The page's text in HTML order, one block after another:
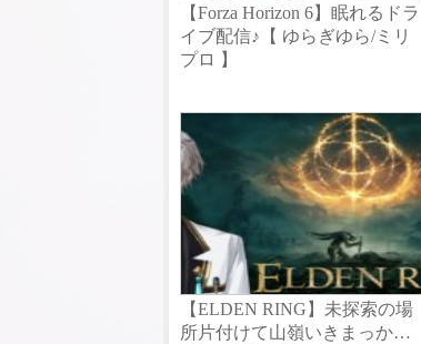
【Forza Horizon 6】眠れるドラ
イブ配信♪【 ゆらぎゆら/ミリ
プロ 】
【ELDEN RING】未探索の場
所片付けて山嶺いきまっか…